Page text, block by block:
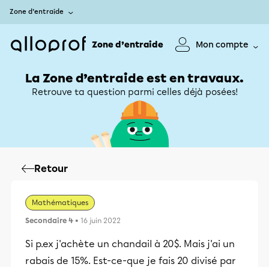
Zone d’entraide
Zone d’entraide Mon compte
La Zone d’entraide est en travaux.
Retrouve ta question parmi celles déjà posées!
Retour
Mathématiques
Secondaire 4 • 16 juin 2022
Si p.ex j'achète un chandail à 20$. Mais j'ai un
rabais de 15%. Est-ce-que je fais 20 divisé par